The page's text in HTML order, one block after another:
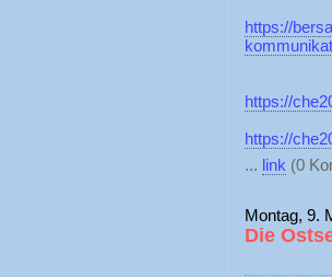
https://
https://
https://
... link (0
Montag, 9.
Die